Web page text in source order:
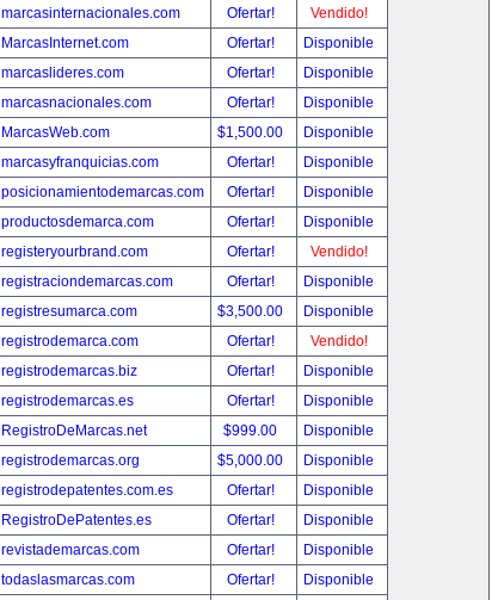
marcasinternacionales.com
Ofertar!
Vendido!
MarcasInternet.com
Ofertar!
Disponible
marcaslideres.com
Ofertar!
Disponible
marcasnacionales.com
Ofertar!
Disponible
MarcasWeb.com
$1,500.00
Disponible
marcasyfranquicias.com
Ofertar!
Disponible
posicionamientodemarcas.com
Ofertar!
Disponible
productosdemarca.com
Ofertar!
Disponible
registeryourbrand.com
Ofertar!
Vendido!
registraciondemarcas.com
Ofertar!
Disponible
registresumarca.com
$3,500.00
Disponible
registrodemarca.com
Ofertar!
Vendido!
registrodemarcas.biz
Ofertar!
Disponible
registrodemarcas.es
Ofertar!
Disponible
RegistroDeMarcas.net
$999.00
Disponible
registrodemarcas.org
$5,000.00
Disponible
registrodepatentes.com.es
Ofertar!
Disponible
RegistroDePatentes.es
Ofertar!
Disponible
revistademarcas.com
Ofertar!
Disponible
todaslasmarcas.com
Ofertar!
Disponible